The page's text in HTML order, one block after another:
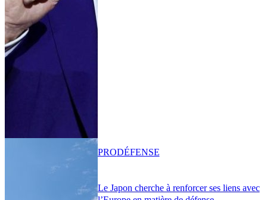
Le Japon cherche à renforcer ses liens avec
PRODÉFENSE